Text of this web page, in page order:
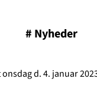
# Nyheder
d. 4. januar